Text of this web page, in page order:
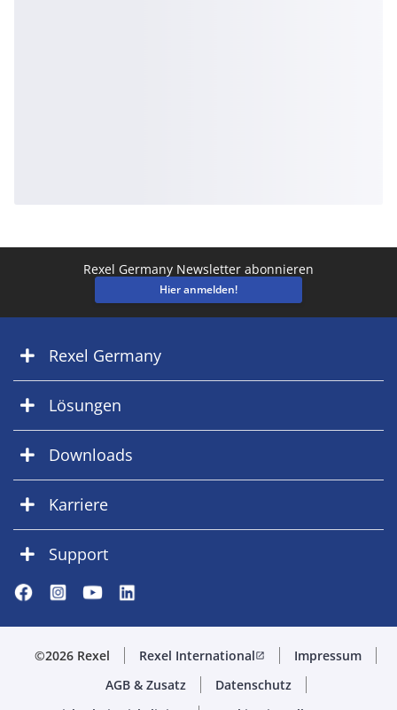
Rexel Germany Newsletter abonnieren
Hier anmelden!
Rexel Germany
Lösungen
Downloads
Karriere
Support
©2026 Rexel Rexel Internationalopen_in_new
Impressum
AGB & Zusatz
Datenschutz